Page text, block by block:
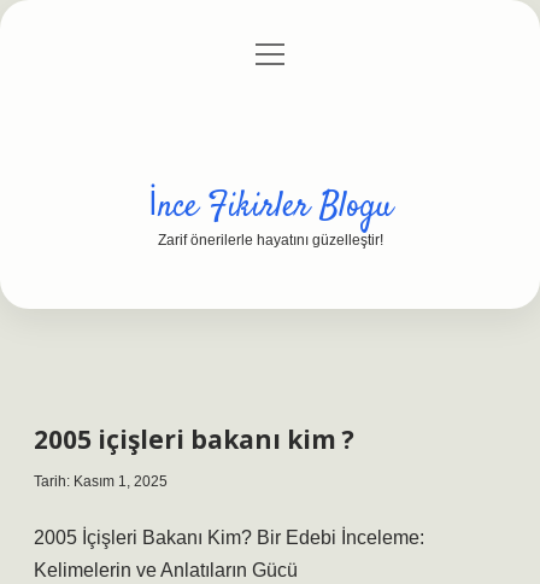
Gizlilik Politikası
menüyü
İnce Fikirler Blogu
Zarif önerilerle hayatını güzelleştir!
2005 içişleri bakanı kim ?
Tarih: Kasım 1, 2025
2005 İçişleri Bakanı Kim? Bir Edebi İnceleme:
Kelimelerin ve Anlatıların Gücü